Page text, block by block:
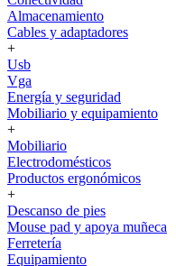
Almacenamiento
Cables y adaptadores
+
Usb
Vga
Energía y seguridad
Mobiliario y equipamiento
+
Mobiliario
Electrodomésticos
Productos ergonómicos
+
Descanso de pies
Mouse pad y apoya muñeca
Ferretería
Equipamiento